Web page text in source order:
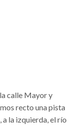
calle Mayor y
recto una pista
la izquierda, el río